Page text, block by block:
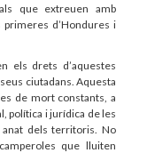
que extreuen amb
d’Hondures i
els drets d’aquestes
ciutadans. Aquesta
de mort constants, a
política i jurídica de les
anat dels territoris. No
que lluiten